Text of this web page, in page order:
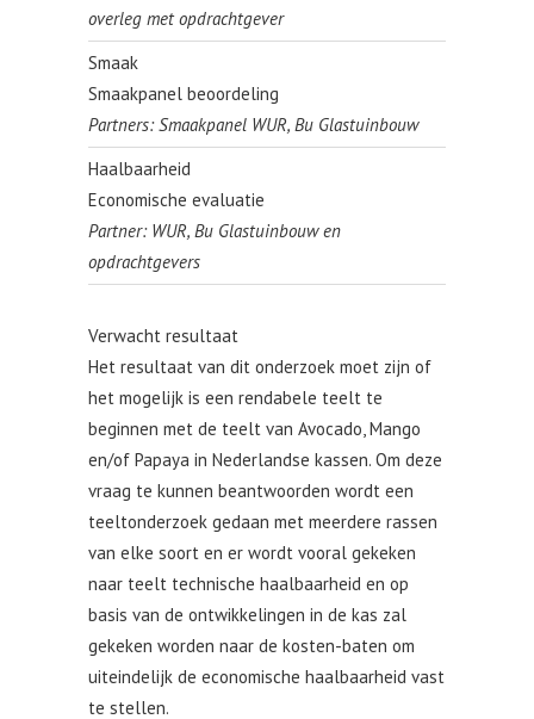
overleg met opdrachtgever
Smaak
Smaakpanel beoordeling
Partners: Smaakpanel WUR, Bu Glastuinbouw
Haalbaarheid
Economische evaluatie
Partner: WUR, Bu Glastuinbouw en
opdrachtgevers
Verwacht resultaat
Het resultaat van dit onderzoek moet zijn of
het mogelijk is een rendabele teelt te
beginnen met de teelt van Avocado, Mango
en/of Papaya in Nederlandse kassen. Om deze
vraag te kunnen beantwoorden wordt een
teeltonderzoek gedaan met meerdere rassen
van elke soort en er wordt vooral gekeken
naar teelt technische haalbaarheid en op
basis van de ontwikkelingen in de kas zal
gekeken worden naar de kosten-baten om
uiteindelijk de economische haalbaarheid vast
te stellen.